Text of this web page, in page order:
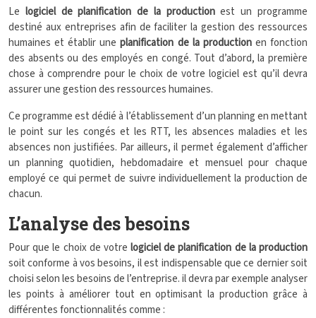
Le logiciel de planification de la productionest un programme
destiné aux entreprises afin de faciliter la gestion des ressources
humaines et établir une planification de la productionen fonction
des absents ou des employés en congé. Tout d’abord, la première
chose à comprendre pour le choix de votre logiciel est qu’il devra
assurer une gestion des ressources humaines.
Ce programme est dédié à l’établissement d’un planning en mettant
le point sur les congés et les RTT, les absences maladies et les
absences non justifiées. Par ailleurs, il permet également d’afficher
un planning quotidien, hebdomadaire et mensuel pour chaque
employé ce qui permet de suivre individuellement la production de
chacun.
L’analyse des besoins
Pour que le choix de votrelogiciel de planification de la production
soit conforme à vos besoins, il est indispensable que ce dernier soit
choisi selon les besoins de l’entreprise. il devra par exemple analyser
les points à améliorer tout en optimisant la production grâce à
différentes fonctionnalités comme :